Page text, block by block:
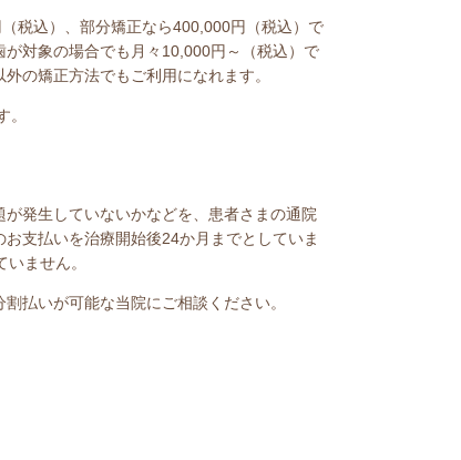
税込）、部分矯正なら400,000円（税込）で
対象の場合でも月々10,000円～（税込）で
の矯正方法でもご利用になれます。
発生していないかなどを、患者さまの通院
支払いを治療開始後24か月までとしていま
ません。
払いが可能な当院にご相談ください。